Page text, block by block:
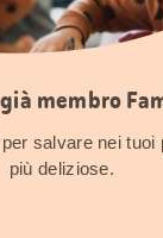
membro
salvare nei tuoi
più deliziose.